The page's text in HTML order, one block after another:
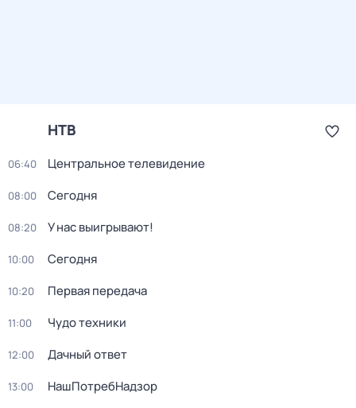
НТВ
06:40 Центральное телевидение
08:00 Сегодня
08:20 У нас выигрывают!
10:00 Сегодня
10:20 Первая передача
11:00 Чудо техники
12:00 Дачный ответ
13:00 НашПотребНадзор